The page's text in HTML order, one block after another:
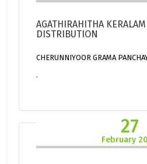
AGATHIRAHITHA
DISTRIBUTION
CHERUNNIYOOR GRAMA
.
27
February